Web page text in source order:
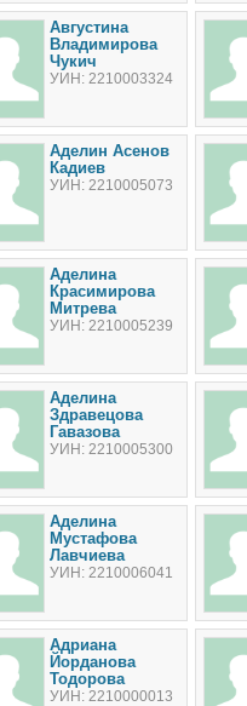
Августина
Владимирова
Чукич
УИН: 2210003324
Аделин Асенов
Кадиев
УИН: 2210005073
Аделина
Красимирова
Митрева
УИН: 2210005239
Аделина
Здравецова
Гавазова
УИН: 2210005300
Аделина
Мустафова
Лавчиева
УИН: 2210006041
Адриана
Йорданова
Тодорова
УИН: 2210000013